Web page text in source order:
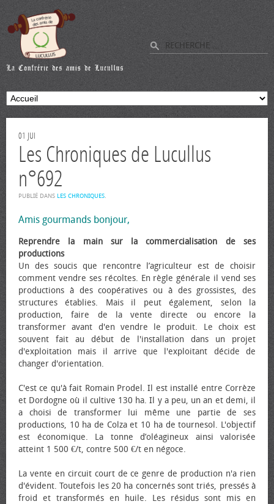
01 JUI
Les Chroniques de Lucullus
n°692
PUBLIÉ DANS LES CHRONIQUES.
Amis gourmands bonjour,
Reprendre la main sur la commercialisation de ses
productions
Un des soucis que rencontre l’agriculteur est de choisir
comment vendre ses récoltes. En règle générale il vend ses
productions à des coopératives ou à des grossistes, des
structures établies. Mais il peut également, selon la
production, faire de la vente directe ou encore la
transformer avant d'en vendre le produit. Le choix est
souvent fait au début de l'installation dans un projet
d'exploitation mais il arrive que l'exploitant décide de
changer d'orientation.
C'est ce qu'à fait Romain Prodel. Il est installé entre Corrèze
et Dordogne où il cultive 130 ha. Il y a peu, un an et demi, il
a choisi de transformer lui même une partie de ses
productions, 10 ha de Colza et 10 ha de tournesol. L'objectif
est économique. La tonne d’oléagineux ainsi valorisée
atteint 1 500 €/t, contre 500 €/t en négoce.
La vente en circuit court de ce genre de production n'a rien
d'évident. Toutefois les 20 ha concernés sont triés, pressés à
froid et transformés en huile. Les résidus sont mis en